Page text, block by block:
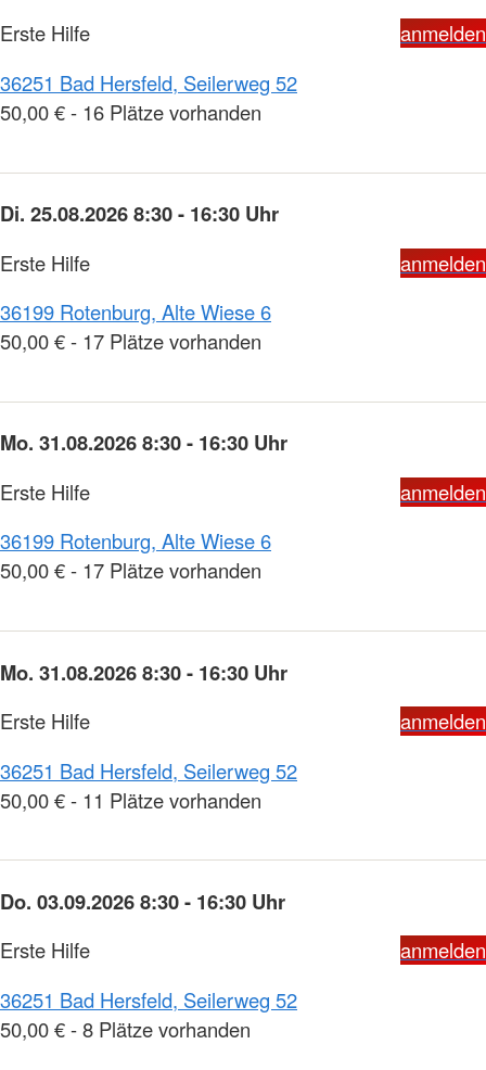
Erste Hilfe
anmelden
36251 Bad Hersfeld, Seilerweg 52
50,00 € - 16 Plätze vorhanden
Di. 25.08.2026 8:30 - 16:30 Uhr
Erste Hilfe
anmelden
36199 Rotenburg, Alte Wiese 6
50,00 € - 17 Plätze vorhanden
Mo. 31.08.2026 8:30 - 16:30 Uhr
Erste Hilfe
anmelden
36199 Rotenburg, Alte Wiese 6
50,00 € - 17 Plätze vorhanden
Mo. 31.08.2026 8:30 - 16:30 Uhr
Erste Hilfe
anmelden
36251 Bad Hersfeld, Seilerweg 52
50,00 € - 11 Plätze vorhanden
Do. 03.09.2026 8:30 - 16:30 Uhr
Erste Hilfe
anmelden
36251 Bad Hersfeld, Seilerweg 52
50,00 € - 8 Plätze vorhanden